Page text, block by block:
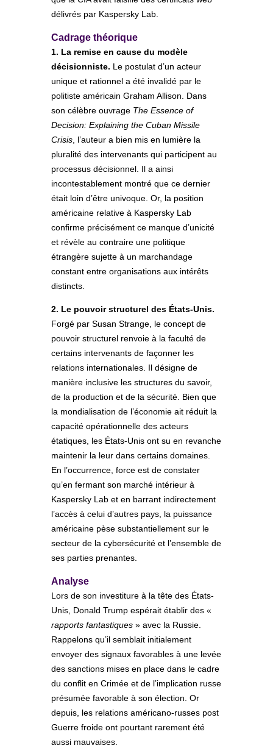
délivrés par Kaspersky Lab.
Cadrage théorique
1. La remise en cause du modèle
décisionniste. Le postulat d’un acteur
unique et rationnel a été invalidé par le
politiste américain Graham Allison. Dans
son célèbre ouvrage The Essence of
Decision: Explaining the Cuban Missile
Crisis , l’auteur a bien mis en lumière la
pluralité des intervenants qui participent au
processus décisionnel. Il a ainsi
incontestablement montré que ce dernier
était loin d’être univoque. Or, la position
américaine relative à Kaspersky Lab
confirme précisément ce manque d’unicité
et révèle au contraire une politique
étrangère sujette à un marchandage
constant entre organisations aux intérêts
distincts.
2. Le pouvoir structurel des États-Unis.
Forgé par Susan Strange, le concept de
pouvoir structurel renvoie à la faculté de
certains intervenants de façonner les
relations internationales. Il désigne de
manière inclusive les structures du savoir,
de la production et de la sécurité. Bien que
la mondialisation de l’économie ait réduit la
capacité opérationnelle des acteurs
étatiques, les États-Unis ont su en revanche
maintenir la leur dans certains domaines.
En l’occurrence, force est de constater
qu’en fermant son marché intérieur à
Kaspersky Lab et en barrant indirectement
l’accès à celui d’autres pays, la puissance
américaine pèse substantiellement sur le
secteur de la cybersécurité et l’ensemble de
ses parties prenantes.
Analyse
Lors de son investiture à la tête des États-
Unis, Donald Trump espérait établir des «
rapports fantastiques » avec la Russie.
Rappelons qu’il semblait initialement
envoyer des signaux favorables à une levée
des sanctions mises en place dans le cadre
du conflit en Crimée et de l’implication russe
présumée favorable à son élection. Or
depuis, les relations américano-russes post
Guerre froide ont pourtant rarement été
aussi mauvaises.